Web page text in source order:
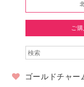
ご
ゴールドチャ